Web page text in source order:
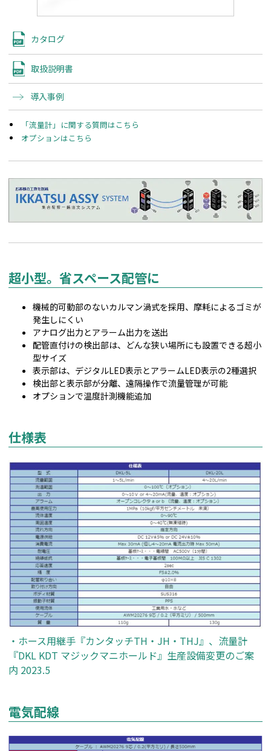
カタログ
取扱説明書
導入事例
「流量計」に関する質問はこちら
オプションはこちら
超小型。省スペース配管に
機械的可動部のないカルマン渦式を採用、摩耗によるゴミが
発生しにくい
アナログ出力とアラーム出力を送出
配管直付けの検出部は、どんな狭い場所にも設置できる超小
型サイズ
表示部は、デジタルLED表示とアラームLED表示の2種選択
検出部と表示部が分離、遠隔操作で流量管理が可能
オプションで温度計測機能追加
仕様表
・ホース用継手『カンタッチTH・JH・THJ』、流量計
『DKL KDT マジックマニホールド』生産設備変更のご案
内 2023.5
電気配線